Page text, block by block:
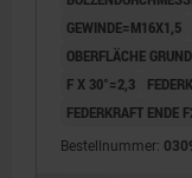
GEWINDE=M16X1,5
OBERFLÄCHE
F X 30°=2,3
FEDERKRAFT ENDE
Bestellnummer: